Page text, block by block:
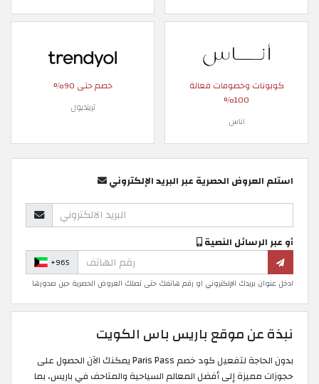
كوبونات وخصومات فعالة
100%
اناس
خصم حتى 90%
ترينديول
استلم العروض الحصرية عبر البريد الإلكتروني
أو عبر الرسائل النصية
+965
ادخل عنوان بريدك الإلكتروني او رقم هاتفك حتى تصلك العروض الحصرية حين صدورها
نبذة عن موقع باريس باس الكويت
بدون الحاجة لتفعيل كود خصم Paris Pass يمكنك الآن الحصول على
حجوزات مميزة إلى أفضل المعالم السياحية والمتاحف في باريس، بما